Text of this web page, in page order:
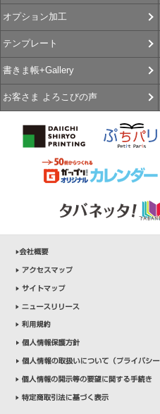
オプション加工
テンプレート
書きま帳+Gallery
お客さま よろこびの声